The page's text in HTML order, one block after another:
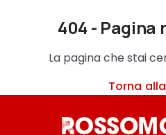
404 - Pagina
La pagina che stai
Torna